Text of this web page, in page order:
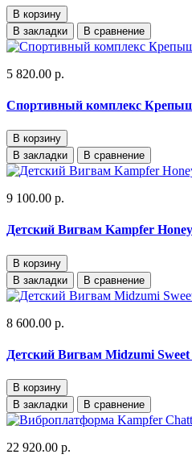
В корзину
В закладки
В сравнение
5 820.00 р.
Спортивный комплекс
В корзину
В закладки
В сравнение
9 100.00 р.
Детский Вигвам Kampfer
В корзину
В закладки
В сравнение
8 600.00 р.
Детский Вигвам Midzumi Sweet
В корзину
В закладки
В сравнение
22 920.00 р.